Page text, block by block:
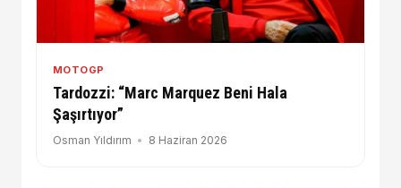
MOTOGP
Tardozzi: “Marc Marquez Beni Hala
Şaşırtıyor”
Osman Yıldırım 8 Haziran 2026